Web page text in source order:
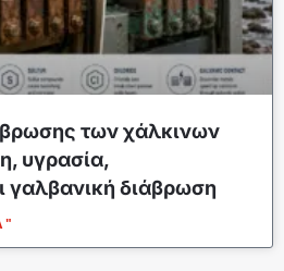
των χάλκινων
υγρασία,
γαλβανική διάβρωση
"